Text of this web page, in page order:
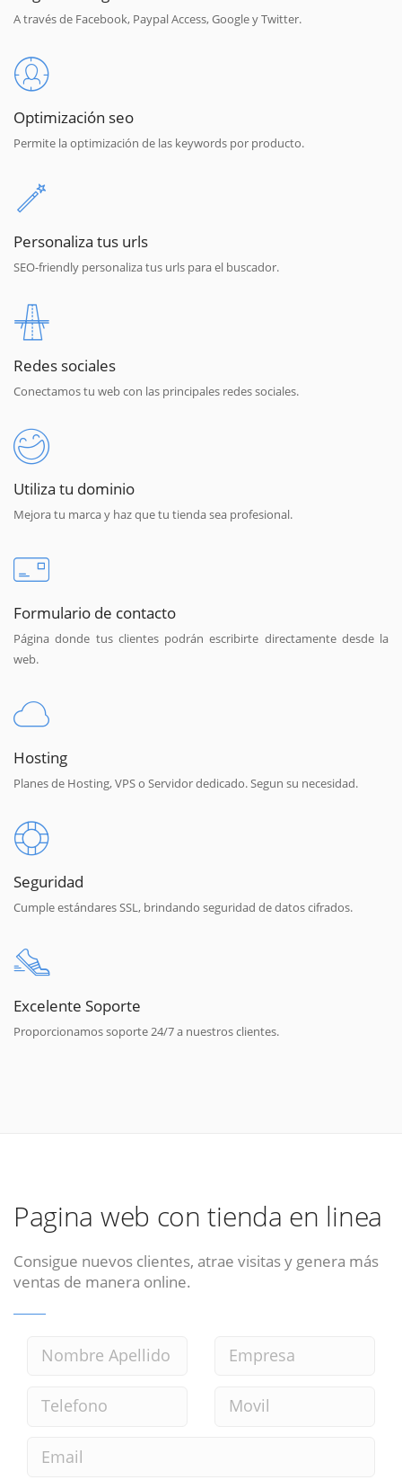
A través de Facebook, Paypal Access, Google y Twitter.
Optimización seo
Permite la optimización de las keywords por producto.
Personaliza tus urls
SEO-friendly personaliza tus urls para el buscador.
Redes sociales
Conectamos tu web con las principales redes sociales.
Utiliza tu dominio
Mejora tu marca y haz que tu tienda sea profesional.
Formulario de contacto
Página donde tus clientes podrán escribirte directamente desde la
web.
Hosting
Planes de Hosting, VPS o Servidor dedicado. Segun su necesidad.
Seguridad
Cumple estándares SSL, brindando seguridad de datos cifrados.
Excelente Soporte
Proporcionamos soporte 24/7 a nuestros clientes.
Pagina web con tienda en linea
Consigue nuevos clientes, atrae visitas y genera más
ventas de manera online.